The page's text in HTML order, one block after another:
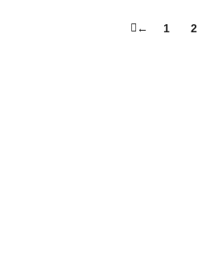
← 1 2